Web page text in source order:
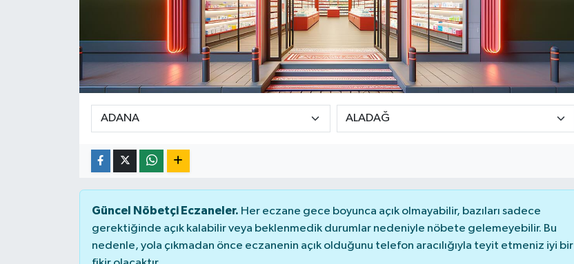
Güncel Nöbetçi Eczaneler. Her eczane gece boyunca açık olmayabilir, bazıları sadece
gerektiğinde açık kalabilir veya beklenmedik durumlar nedeniyle nöbete gelemeyebilir. Bu
nedenle, yola çıkmadan önce eczanenin açık olduğunu telefon aracılığıyla teyit etmeniz iyi bir
Gündem
İlim & İrfan
Kültür & Sanat